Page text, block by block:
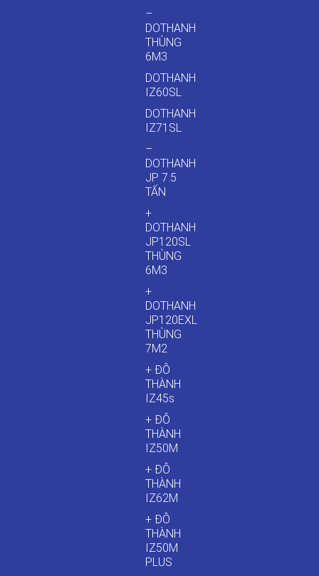
–
DOTHANH
THÙNG
6M3
DOTHANH
IZ60SL
DOTHANH
IZ71SL
–
DOTHANH
JP 7.5
TẤN
+
DOTHANH
JP120SL
THÙNG
6M3
+
DOTHANH
JP120EXL
THÙNG
7M2
+ ĐÔ
THÀNH
IZ45s
+ ĐÔ
THÀNH
IZ50M
+ ĐÔ
THÀNH
IZ62M
+ ĐÔ
THÀNH
IZ50M
PLUS